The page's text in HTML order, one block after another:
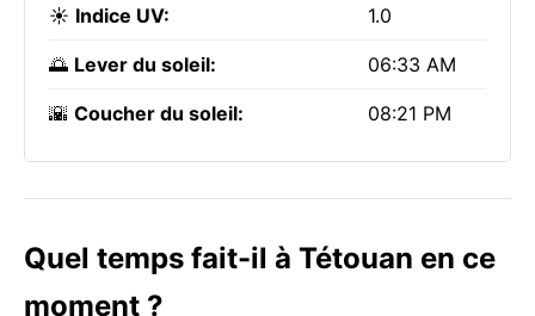
☀️ Indice UV: 1.0
🌅 Lever du soleil: 06:33 AM
🌇 Coucher du soleil: 08:21 PM
Quel temps fait-il à Tétouan en ce
moment ?